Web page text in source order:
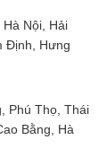
Nội, Hải
Định, Hưng
Phú Thọ, Thái
Bằng, Hà